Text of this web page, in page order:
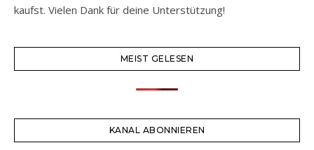
kaufst. Vielen Dank für deine Unterstützung!
MEIST GELESEN
KANAL ABONNIEREN